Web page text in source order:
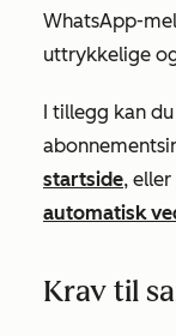
WhatsApp-
uttrykkelige
I tillegg kan
startside, eller
automatisk
Krav til